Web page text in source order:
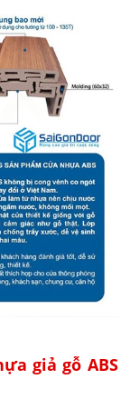
giả gỗ ABS